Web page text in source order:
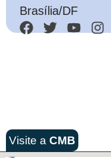
Brasília/DF
Visite a CMB